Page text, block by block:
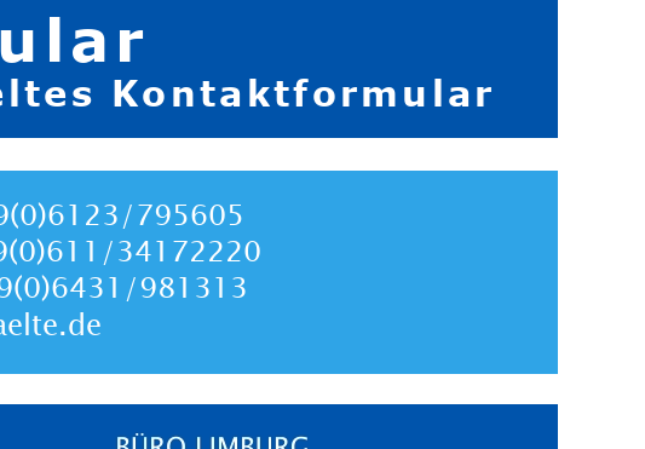
Kontaktformular
795605
981313
34172220